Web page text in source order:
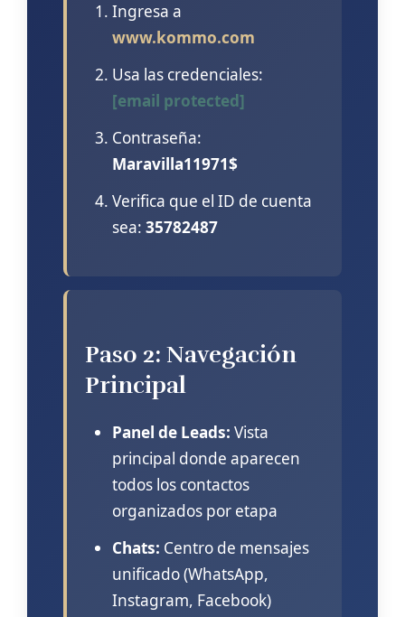
Ingresa a
www.kommo.com
Usa las credenciales:
[email protected]
Contraseña:
Maravilla11971$
Verifica que el ID de cuenta
sea: 35782487
Paso 2: Navegación
Principal
Panel de Leads: Vista
principal donde aparecen
todos los contactos
organizados por etapa
Chats: Centro de mensajes
unificado (WhatsApp,
Instagram, Facebook)